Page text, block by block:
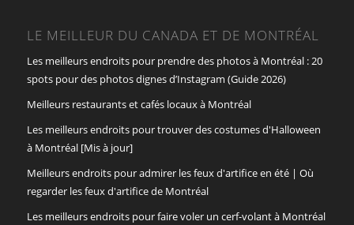
LE MEILLEUR DU CANADA ET DE MONTRÉAL
Les meilleurs endroits pour prendre des photos à Montréal : 20
spots pour des photos dignes d’Instagram (Guide 2026)
Meilleurs restaurants et cafés locaux à Montréal
Les meilleurs endroits pour trouver des costumes d'Halloween
à Montréal [Mis à jour]
Meilleurs endroits pour admirer les feux d'artifice en été | Où
regarder les feux d'artifice de Montréal
Les meilleurs endroits pour faire voler un cerf-volant à Montréal